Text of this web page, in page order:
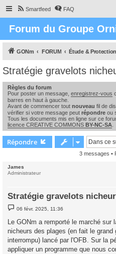
Smartfeed FAQ
Forum du Groupe
GONm FORUM
Stratégie gravelots
Règles du forum
Pour poster un message, enregistrez-vous
barres en haut à gauche.
Avant de commencer tout nouveau fil de
vérifier si votre message peut répondre ou
Tous les documents mis en ligne sur ce
licence CREATIVE COMMONS BY-NC-SA
Répondre
3 messages •
James
Administrateur
Stratégie gravelots
M
e
s
a
e
06 févr. 2025, 11:36
Le GONm a remporté le marché sur
nicheurs des plages (en fait le
interrompu) lancé par l'OFB. Sur la
appliquer un programme que nous